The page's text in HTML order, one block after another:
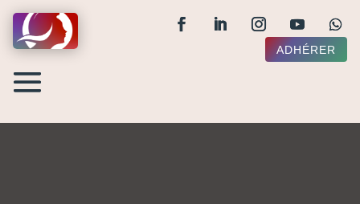
ADHÉRER